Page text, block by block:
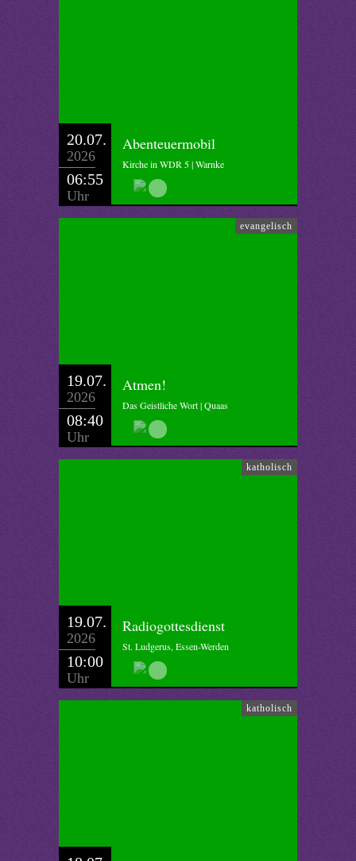
20.07.
2026
06:55
Uhr
Abenteuermobil
Kirche in WDR 5 | Warnke
evangelisch
19.07.
2026
08:40
Uhr
Atmen!
Das Geistliche Wort | Quaas
katholisch
19.07.
2026
10:00
Uhr
Radiogottesdienst
St. Ludgerus, Essen-Werden
katholisch